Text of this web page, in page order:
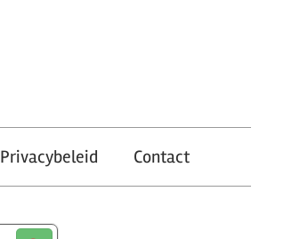
Privacybeleid Contact